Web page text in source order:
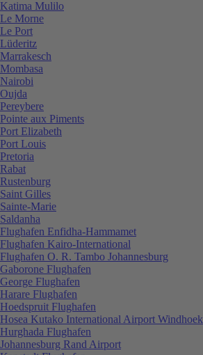
Katima Mulilo
Le Morne
Le Port
Lüderitz
Marrakesch
Mombasa
Nairobi
Oujda
Pereybere
Pointe aux Piments
Port Elizabeth
Port Louis
Pretoria
Rabat
Rustenburg
Saint Gilles
Sainte-Marie
Saldanha
Flughafen Enfidha-Hammamet
Flughafen Kairo-International
Flughafen O. R. Tambo Johannesburg
Gaborone Flughafen
George Flughafen
Harare Flughafen
Hoedspruit Flughafen
Hosea Kutako International Airport Windhoek
Hurghada Flughafen
Johannesburg Rand Airport